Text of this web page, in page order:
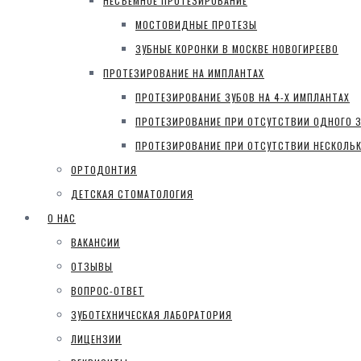
МОСТОВИДНЫЕ ПРОТЕЗЫ
ЗУБНЫЕ КОРОНКИ В МОСКВЕ НОВОГИРЕЕВО
ПРОТЕЗИРОВАНИЕ НА ИМПЛАНТАХ
ПРОТЕЗИРОВАНИЕ ЗУБОВ НА 4-Х ИМПЛАНТАХ
ПРОТЕЗИРОВАНИЕ ПРИ ОТСУТСТВИИ ОДНОГО
ПРОТЕЗИРОВАНИЕ ПРИ ОТСУТСТВИИ
ОРТОДОНТИЯ
ДЕТСКАЯ СТОМАТОЛОГИЯ
О НАС
ВАКАНСИИ
ОТЗЫВЫ
ВОПРОС-ОТВЕТ
ЗУБОТЕХНИЧЕСКАЯ ЛАБОРАТОРИЯ
ЛИЦЕНЗИИ